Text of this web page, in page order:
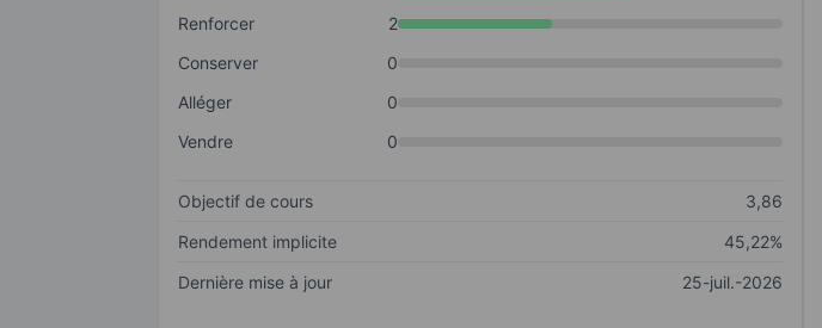
Renforcer
2
Conserver
0
Alléger
0
Vendre
0
Objectif de cours
3,86
Rendement implicite
45,22%
Dernière mise à jour
25-juil.-2026